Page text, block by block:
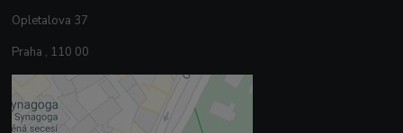
Opletalova 37
Praha , 110 00